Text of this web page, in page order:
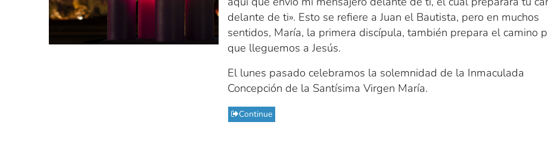
delante de ti». Esto se refiere a Juan el Bautista, pero en muchos
sentidos, María, la primera discípula, también prepara el camino
que lleguemos a Jesús.
El lunes pasado celebramos la solemnidad de la Inmaculada
Concepción de la Santísima Virgen María.
Continue